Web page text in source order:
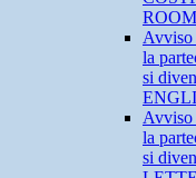
la
si
la
si